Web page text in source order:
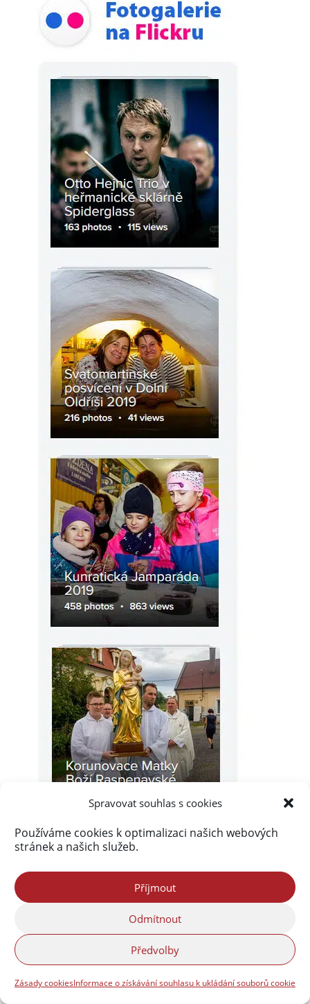
Spravovat souhlas s cookies
Používáme cookies k optimalizaci našich webových
stránek a našich služeb.
Příjmout
Odmítnout
Předvolby
Zásady cookiesInformace o získávání souhlasu k ukládání souborů cookie
Akismetzablokoval
290 217 spamů